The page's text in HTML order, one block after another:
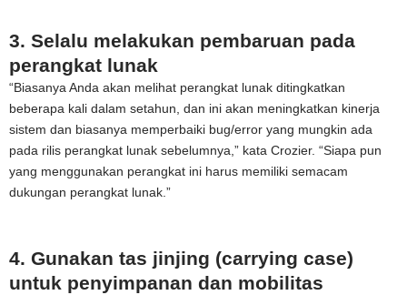
3. Selalu melakukan pembaruan pada
perangkat lunak
“Biasanya Anda akan melihat perangkat lunak ditingkatkan
beberapa kali dalam setahun, dan ini akan meningkatkan kinerja
sistem dan biasanya memperbaiki bug/error yang mungkin ada
pada rilis perangkat lunak sebelumnya,” kata Crozier. “Siapa pun
yang menggunakan perangkat ini harus memiliki semacam
dukungan perangkat lunak.”
4. Gunakan tas jinjing (carrying case)
untuk penyimpanan dan mobilitas